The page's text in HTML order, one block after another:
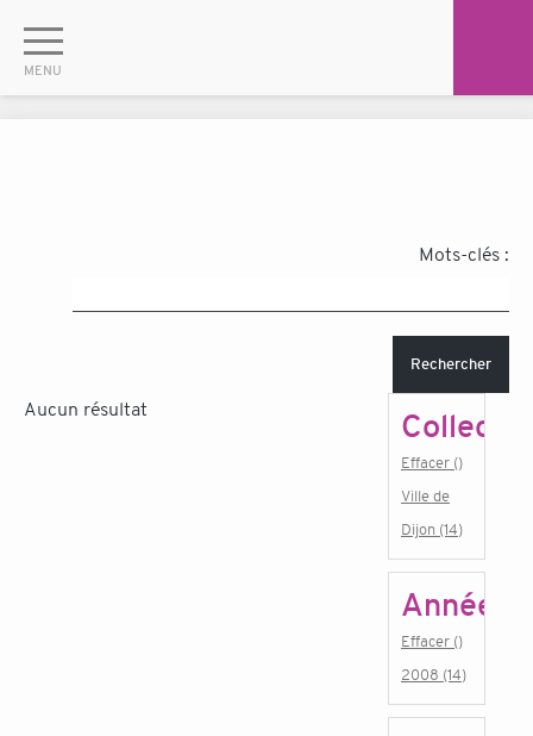
Mots-clés :
Rechercher
Aucun résultat
Effacer ()
Ville de
Dijon (14)
Année
Effacer ()
2008 (14)